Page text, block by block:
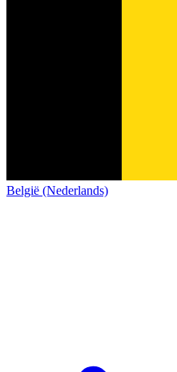
België (Nederlands)